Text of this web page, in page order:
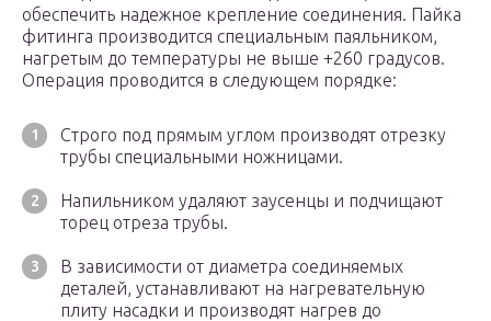
обеспечить надежное крепление соединения. Пайка
фитинга производится специальным паяльником,
нагретым до температуры не выше +260 градусов.
Операция проводится в следующем порядке:
Строго под прямым углом производят отрезку
трубы специальными ножницами.
Напильником удаляют заусенцы и подчищают
торец отреза трубы.
В зависимости от диаметра соединяемых
деталей, устанавливают на нагревательную
плиту насадки и производят нагрев до